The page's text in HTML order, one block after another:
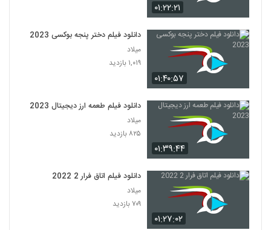
۰۱:۲۲:۲۱
۰۱:۴۰:۵۷
دانلود فیلم دختر پنجه بوکسی 2023
میلاد
۱,۰۱۹ بازدید
۰۱:۳۹:۴۴
دانلود فیلم طعمه ارز دیجیتال 2023
میلاد
۸۲۵ بازدید
۰۱:۲۷:۰۲
دانلود فیلم اتاق فرار 2 2022
میلاد
۷۰۹ بازدید